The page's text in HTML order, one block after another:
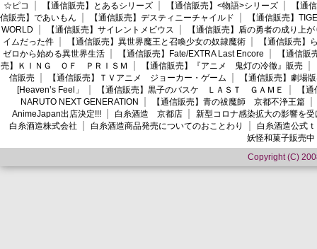
☆ピコ
【通信販売】とあるシリーズ 【通信販売】<物語>シリーズ
【通
信販売】であいもん
【通信販売】デスティニーチャイルド
【通信販売】
WORLD
【通信販売】サイレントメビウス
【通信販売】盾の勇者の成り上が
イムだった件
【通信販売】異世界魔王と召喚少女の奴隷魔術
【通信販売】
ゼロから始める異世界生活
【通信販売】Fate/EXTRA Last Encore
【通信
売】ＫＩＮＧ ＯＦ ＰＲＩＳＭ
【通信販売】『アニメ 鬼灯の冷徹』販売
信販売
【通信販売】ＴＶアニメ ジョーカー・ゲーム
【通信販売】劇場
[Heaven’s Feel」
【通信販売】黒子のバスケ ＬＡＳＴ ＧＡＭＥ
【
NARUTO NEXT GENERATION
【通信販売】青の祓魔師 京都不浄王篇
AnimeJapan出店決定!!!
白糸酒造 京都店
新型コロナ感染拡大の影響を
白糸酒造株式会社
白糸酒造商品発売についてのおことわり
白糸酒造公式
妖怪和菓子販売中
Copyright (C)